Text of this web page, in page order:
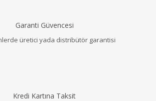
Garanti Güvencesi
üretici yada distribütör garantisi
Kredi Kartına Taksit